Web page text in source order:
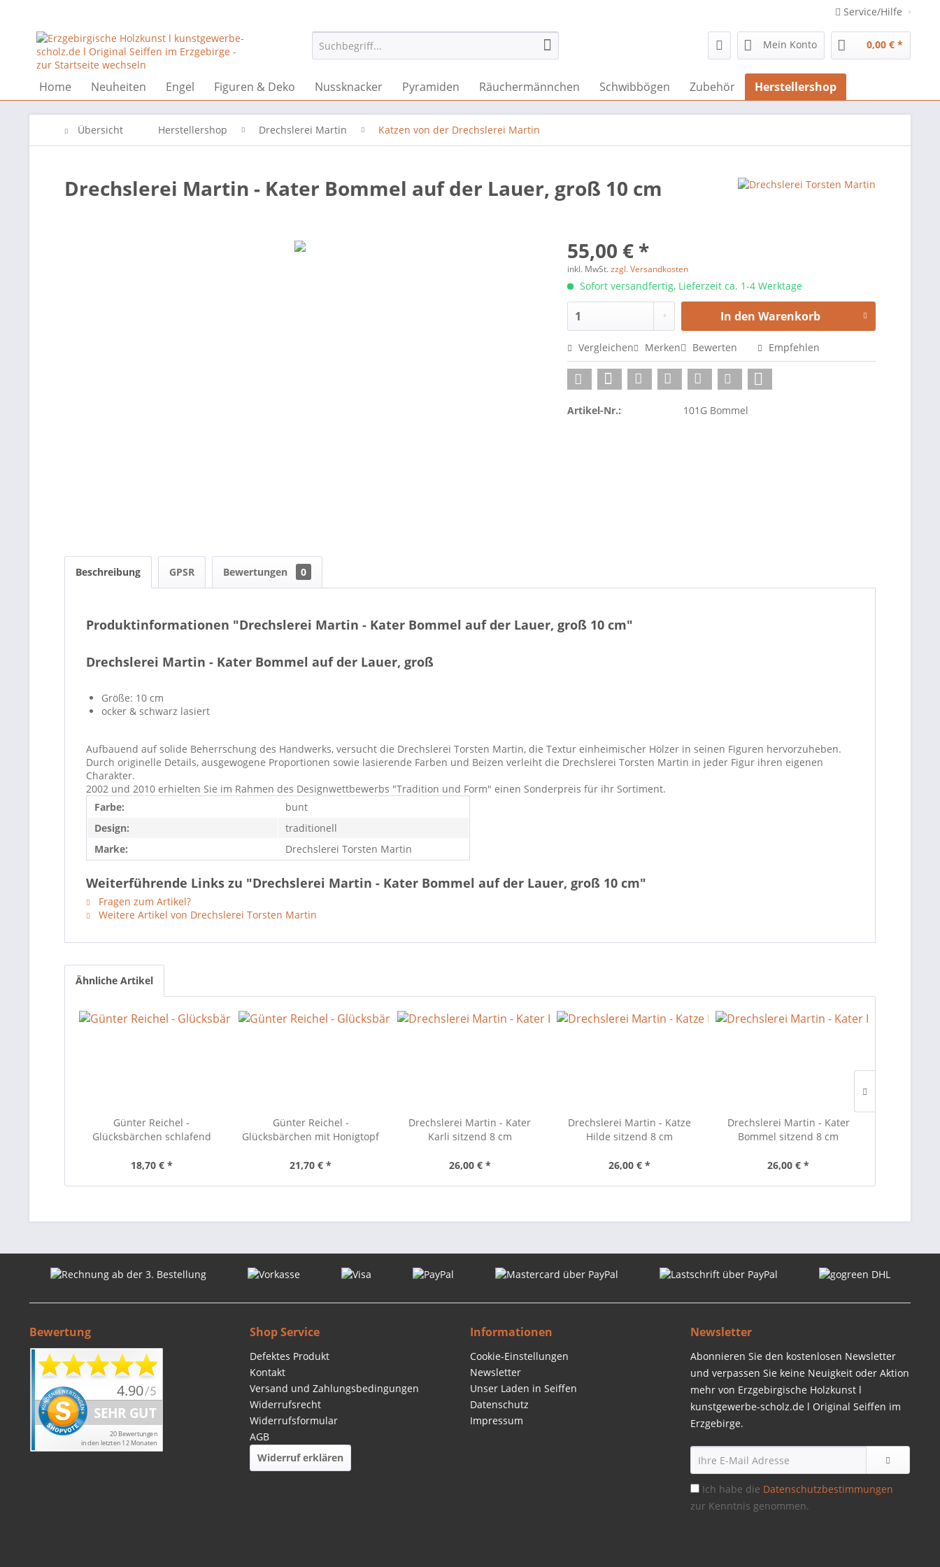
Service/Hilfe
Mein Konto 0,00 € *
Home Neuheiten Engel Figuren & Deko Nussknacker Pyramiden Räuchermännchen Schwibbögen Zubehör Herstellershop
Übersicht Herstellershop Drechslerei Martin Katzen von der Drechslerei Martin
Drechslerei Martin - Kater Bommel auf der Lauer, groß 10 cm
55,00 € *
inkl. MwSt.zzgl. Versandkosten
Sofort versandfertig, Lieferzeit ca. 1-4 Werktage
In den Warenkorb
Vergleichen Merken Bewerten Empfehlen
Artikel-Nr.: 101G Bommel
Beschreibung GPSR Bewertungen 0
Produktinformationen "Drechslerei Martin - Kater Bommel auf der Lauer, groß 10 cm"
Drechslerei Martin - Kater Bommel auf der Lauer, groß
Größe: 10 cm
ocker & schwarz lasiert
Aufbauend auf solide Beherrschung des Handwerks, versucht die Drechslerei Torsten Martin, die Textur einheimischer Hölzer in seinen Figuren hervorzuheben.
Durch originelle Details, ausgewogene Proportionen sowie lasierende Farben und Beizen verleiht die Drechslerei Torsten Martin in jeder Figur ihren eigenen
Charakter.
2002 und 2010 erhielten Sie im Rahmen des Designwettbewerbs "Tradition und Form" einen Sonderpreis für ihr Sortiment.
Farbe:
bunt
Design:
traditionell
Marke:
Drechslerei Torsten Martin
Weiterführende Links zu "Drechslerei Martin - Kater Bommel auf der Lauer, groß 10 cm"
Fragen zum Artikel?
Weitere Artikel von Drechslerei Torsten Martin
Ähnliche Artikel
Günter Reichel -
Glücksbärchen schlafend
18,70 € *
Günter Reichel -
Glücksbärchen mit Honigtopf
21,70 € *
Drechslerei Martin - Kater
Karli sitzend 8 cm
26,00 € *
Drechslerei Martin - Katze
Hilde sitzend 8 cm
26,00 € *
Drechslerei Martin - Kater
Bommel sitzend 8 cm
26,00 € *
Bewertung Shop Service
Defektes Produkt
Kontakt
Versand und Zahlungsbedingungen
Widerrufsrecht
Widerrufsformular
AGB
Widerruf erklären
Informationen
Cookie-Einstellungen
Newsletter
Unser Laden in Seiffen
Datenschutz
Impressum
Newsletter
Abonnieren Sie den kostenlosen Newsletter
und verpassen Sie keine Neuigkeit oder Aktion
mehr von Erzgebirgische Holzkunst l
kunstgewerbe-scholz.de l Original Seiffen im
Erzgebirge.
Ich habe die Datenschutzbestimmungen
zur Kenntnis genommen.